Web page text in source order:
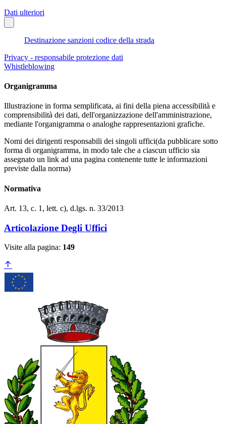
Dati ulteriori
Destinazione sanzioni codice della strada
Privacy - responsabile protezione dati
Whistleblowing
Organigramma
Illustrazione in forma semplificata, ai fini della piena accessibilità e
comprensibilità dei dati, dell'organizzazione dell'amministrazione,
mediante l'organigramma o analoghe rappresentazioni grafiche.
Nomi dei dirigenti responsabili dei singoli uffici(da pubblicare sotto
forma di organigramma, in modo tale che a ciascun ufficio sia
assegnato un link ad una pagina contenente tutte le informazioni
previste dalla norma)
Normativa
Art. 13, c. 1, lett. c), d.lgs. n. 33/2013
Articolazione Degli Uffici
Visite alla pagina: 149